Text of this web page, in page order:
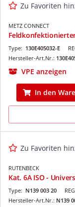
Zu Favoriten
METZ CONNECT
Feldkonfektionierter
Type: 130E405032-E
Hersteller-Art.Nr.:
VPE anzeigen
In den
Zu Favoriten
RUTENBECK
Kat. 6A ISO -
Type: N139 003 20
Hersteller-Art.Nr.: N139